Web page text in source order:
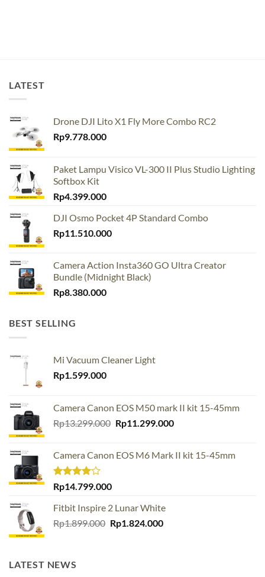
LATEST
Drone DJI Lito X1 Fly More Combo RC2
Rp9.778.000
Paket Lampu Visico VL-300 II Plus Studio Lighting
Softbox Kit
Rp4.399.000
DJI Osmo Pocket 4P Standard Combo
Rp11.510.000
Camera Action Insta360 GO Ultra Creator
Bundle (Midnight Black)
Rp8.380.000
BEST SELLING
Mi Vacuum Cleaner Light
Rp1.599.000
Camera Canon EOS M50 mark II kit 15-45mm
Rp13.299.000 Original
Rp13.299.000.
Rp11.299.000Current
Rp11.299.000.
Camera Canon EOS M6 Mark II kit 15-45mm
Rated
4.00
of 5
Rp14.799.000
Fitbit Inspire 2 Lunar White
Rp1.899.000 Original
Rp1.824.000Current
LATEST NEWS